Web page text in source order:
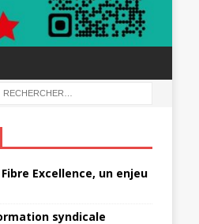
Excellence, un enjeu
syndicale